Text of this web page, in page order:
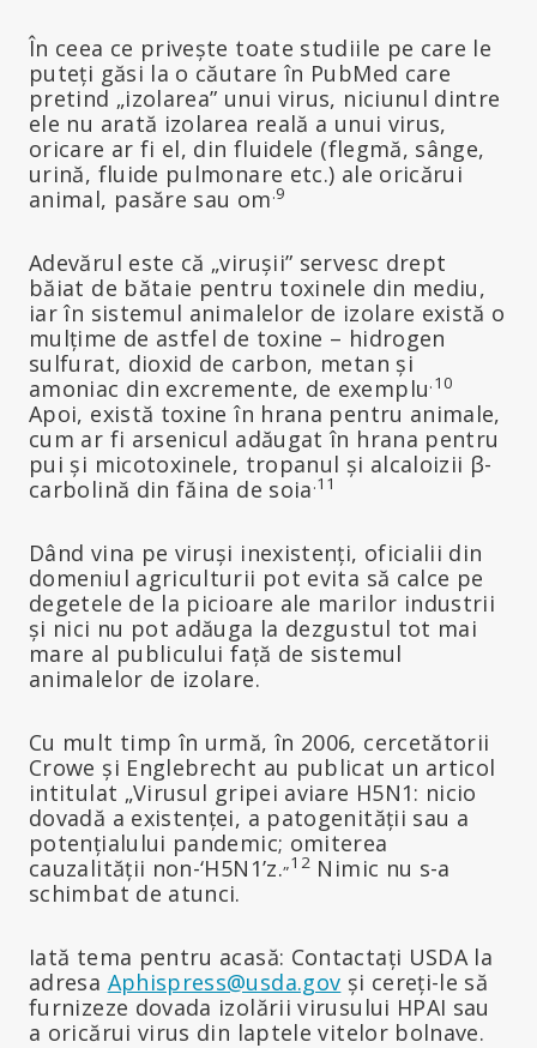
În ceea ce privește toate studiile pe care le
puteți găsi la o căutare în PubMed care
pretind „izolarea” unui virus, niciunul dintre
ele nu arată izolarea reală a unui virus,
oricare ar fi el, din fluidele (flegmă, sânge,
urină, fluide pulmonare etc.) ale oricărui
animal, pasăre sau om.9
Adevărul este că „virușii” servesc drept
băiat de bătaie pentru toxinele din mediu,
iar în sistemul animalelor de izolare există o
mulțime de astfel de toxine – hidrogen
sulfurat, dioxid de carbon, metan și
amoniac din excremente, de exemplu.10
Apoi, există toxine în hrana pentru animale,
cum ar fi arsenicul adăugat în hrana pentru
pui și micotoxinele, tropanul și alcaloizii β-
carbolină din făina de soia.11
Dând vina pe viruși inexistenți, oficialii din
domeniul agriculturii pot evita să calce pe
degetele de la picioare ale marilor industrii
și nici nu pot adăuga la dezgustul tot mai
mare al publicului față de sistemul
animalelor de izolare.
Cu mult timp în urmă, în 2006, cercetătorii
Crowe și Englebrecht au publicat un articol
intitulat „Virusul gripei aviare H5N1: nicio
dovadă a existenței, a patogenității sau a
potențialului pandemic; omiterea
cauzalității non-‘H5N1’z.„12 Nimic nu s-a
schimbat de atunci.
Iată tema pentru acasă: Contactați USDA la
adresa Aphispress@usda.gov și cereți-le să
furnizeze dovada izolării virusului HPAI sau
a oricărui virus din laptele vitelor bolnave.